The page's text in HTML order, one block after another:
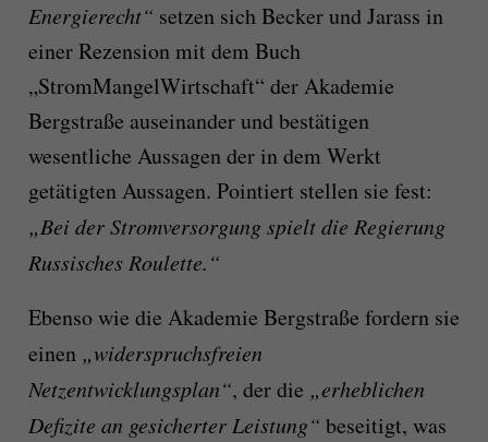
Energierecht“ setzen sich Becker und Jarass in
einer Rezension mit dem Buch
„StromMangelWirtschaft“ der Akademie
Bergstraße auseinander und bestätigen
wesentliche Aussagen der in dem Werkt
getätigten Aussagen. Pointiert stellen sie fest:
„Bei der Stromversorgung spielt die Regierung
Russisches Roulette.“
Ebenso wie die Akademie Bergstraße fordern sie
einen „widerspruchsfreien
Netzent­wick­lungsplan“, der die „er­heb­lichen
Defizite an gesicherter Leistung“ beseitigt, was